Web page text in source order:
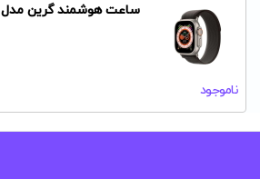
ساعت هوشمند گرین مدل GNSW49
ناموجود